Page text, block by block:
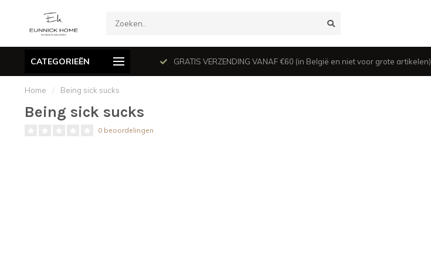
CATEGORIEËN
le dimanche en juillet et août. GRATIS VERZENDING VANAF €60 (in België en niet voor grote artikelen)
Home / Being sick sucks
Being sick sucks
0 beoordelingen